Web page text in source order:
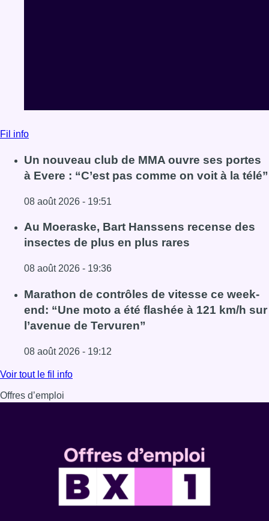
Fil info
Un nouveau club de MMA ouvre ses portes
à Evere : “C’est pas comme on voit à la télé”
08 août 2026 - 19:51
Lire l'article Un nouveau club de MMA ouvre ses portes à
Au Moeraske, Bart Hanssens recense des
insectes de plus en plus rares
08 août 2026 - 19:36
Lire l'article Au Moeraske, Bart Hanssens recense des
Marathon de contrôles de vitesse ce week-
end: “Une moto a été flashée à 121 km/h sur
l’avenue de Tervuren”
08 août 2026 - 19:12
Lire l'article Marathon de contrôles de vitesse ce week-
Voir tout le fil info
Offres d’emploi